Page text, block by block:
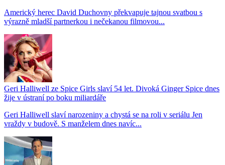
Americký herec David Duchovny překvapuje tajnou svatbou s
výrazně mladší partnerkou i nečekanou filmovou...
Geri Halliwell ze Spice Girls slaví 54 let. Divoká Ginger Spice dnes
žije v ústraní po boku miliardáře
Geri Halliwell slaví narozeniny a chystá se na roli v seriálu Jen
vraždy v budově. S manželem dnes navíc...